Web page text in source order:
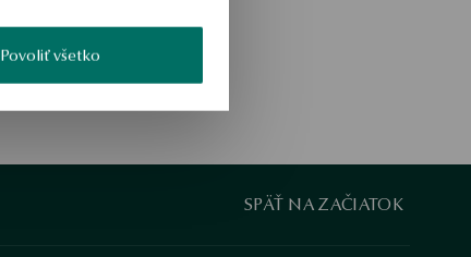
Povoliť všetko
SPÄŤ NA ZAČIATOK